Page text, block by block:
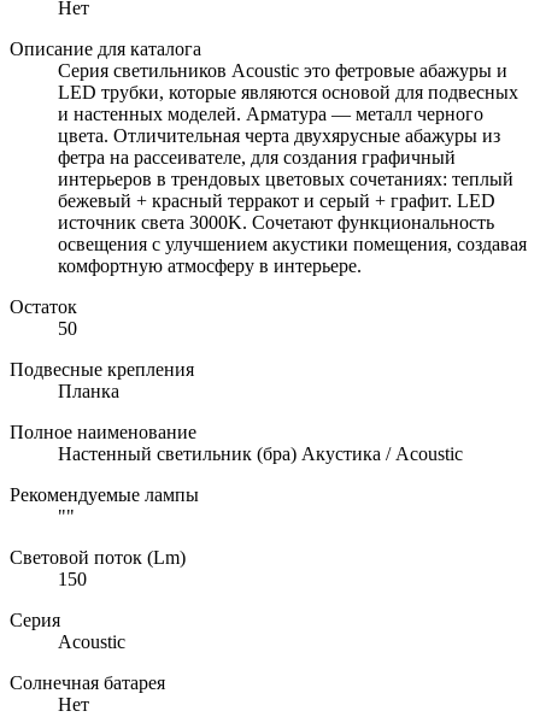
Нет
Описание для каталога
Серия светильников Acoustic это фетровые абажуры и
LED трубки, которые являются основой для подвесных
и настенных моделей. Арматура — металл черного
цвета. Отличительная черта двухярусные абажуры из
фетра на рассеивателе, для создания графичный
интерьеров в трендовых цветовых сочетаниях: теплый
бежевый + красный терракот и серый + графит. LED
источник света 3000K. Сочетают функциональность
освещения с улучшением акустики помещения, создавая
комфортную атмосферу в интерьере.
Остаток
50
Подвесные крепления
Планка
Полное наименование
Настенный светильник (бра) Акустика / Acoustic
Рекомендуемые лампы
""
Световой поток (Lm)
150
Серия
Acoustic
Солнечная батарея
Нет